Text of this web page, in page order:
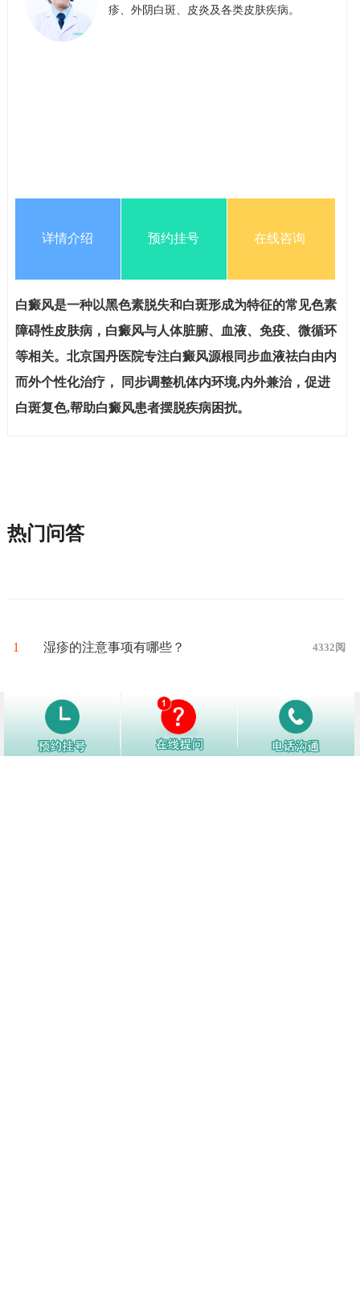
疹、外阴白斑、皮炎及各类皮肤疾病。
详情介绍 预约挂号 在线咨询
白癜风是一种以黑色素脱失和白斑形成为特征的常见色素
障碍性皮肤病，白癜风与人体脏腑、血液、免疫、微循环
等相关。北京国丹医院专注白癜风源根同步血液祛白由内
而外个性化治疗， 同步调整机体内环境,内外兼治，促进
白斑复色,帮助白癜风患者摆脱疾病困扰。
热门问答
1 湿疹的注意事项有哪些？ 4332阅
湿疹的诱发因素都有哪些呢? 4279阅